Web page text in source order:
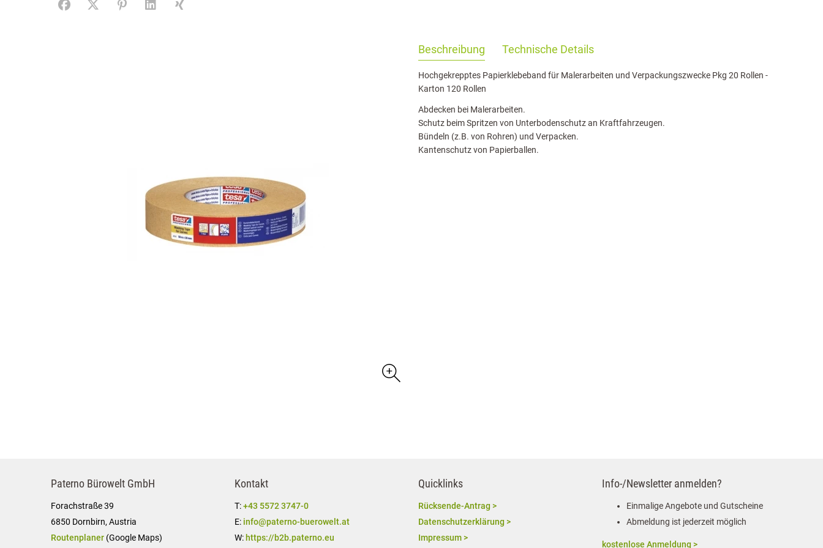
FacebookX (#[creator\plugin\share\core\structs\SocialSharingServiceSettings]:formaly_twitter#)
PinterestLinkedInXing
Beschreibung Technische Details
Hochgekrepptes Papierklebeband für Malerarbeiten und Verpackungszwecke Pkg 20 Rollen -
Karton 120 Rollen
Abdecken bei Malerarbeiten.
Schutz beim Spritzen von Unterbodenschutz an Kraftfahrzeugen.
Bündeln (z.B. von Rohren) und Verpacken.
Kantenschutz von Papierballen.
Paterno Bürowelt GmbH
Forachstraße 39
6850 Dornbirn, Austria
Routenplaner (Google Maps)
Kontakt
T:+43 5572 3747-0
E: info@paterno-buerowelt.at
W: https://b2b.paterno.eu
Quicklinks
Rücksende-Antrag >
Datenschutzerklärung >
Impressum >
Info-/Newsletter anmelden?
Einmalige Angebote und Gutscheine
Abmeldung ist jederzeit möglich
kostenlose Anmeldung >